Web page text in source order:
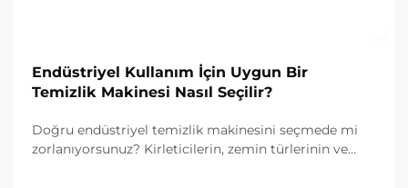
Endüstriyel Kullanım İçin Uygun Bir
Temizlik Makinesi Nasıl Seçilir?
Doğru endüstriyel temizlik makinesini seçmede mi
zorlanıyorsunuz? Kirleticilerin, zemin türlerinin ve